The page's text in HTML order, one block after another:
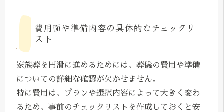
費用面や準備内容の具体的なチェックリ
スト
家族葬を円滑に進めるためには、葬儀の費用や準備
についての詳細な確認が欠かせません。
特に費用は、プランや選択内容によって大きく変わ
るため、事前のチェックリストを作成しておくと安